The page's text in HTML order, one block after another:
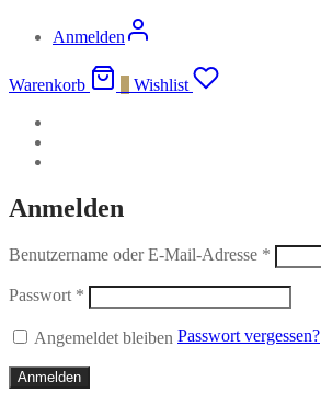
Anmelden
Warenkorb Wishlist
Anmelden
Benutzername oder E-Mail-Adresse *
Passwort *
Angemeldet bleiben Passwort vergessen?
Anmelden